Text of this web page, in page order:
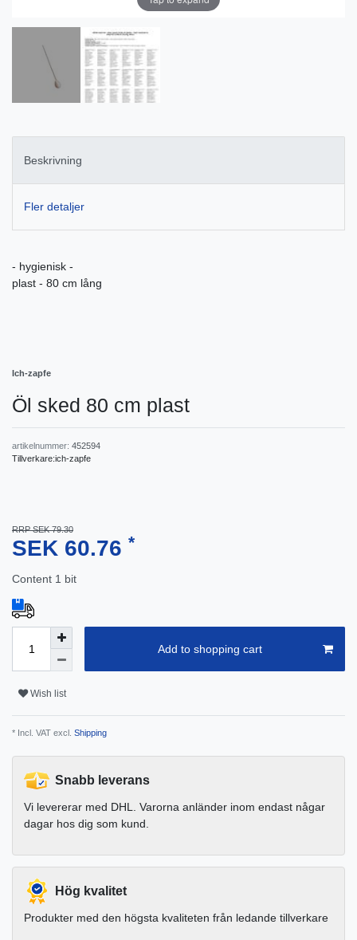
Beskrivning
Fler detaljer
- hygienisk -
plast - 80 cm lång
Ich-zapfe
Öl sked 80 cm plast
artikelnummer: 452594
Tillverkare:ich-zapfe
RRP SEK 79.30
SEK 60.76 *
Content 1 bit
Add to shopping cart
Wish list
* Incl. VAT excl. Shipping
Snabb leverans
Vi levererar med DHL. Varorna anländer inom endast någar
dagar hos dig som kund.
Hög kvalitet
Produkter med den högsta kvaliteten från ledande tillverkare